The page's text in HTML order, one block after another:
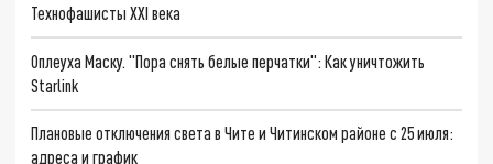
Технофашисты XXI века
Оплеуха Маску. "Пора снять белые перчатки": Как уничтожить
Starlink
Плановые отключения света в Чите и Читинском районе с 25 июля:
адреса и график